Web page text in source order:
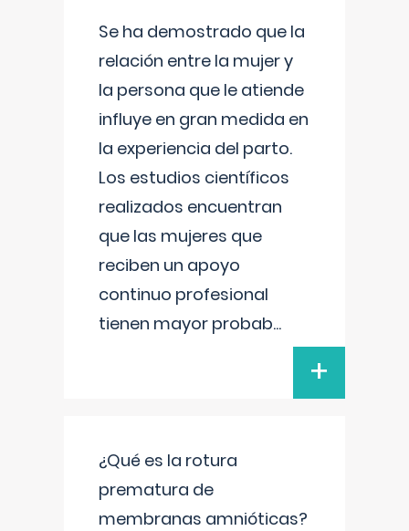
Se ha demostrado que la
relación entre la mujer y
la persona que le atiende
influye en gran medida en
la experiencia del parto.
Los estudios científicos
realizados encuentran
que las mujeres que
reciben un apoyo
continuo profesional
tienen mayor probab...
+
¿Qué es la rotura
prematura de
membranas amnióticas?